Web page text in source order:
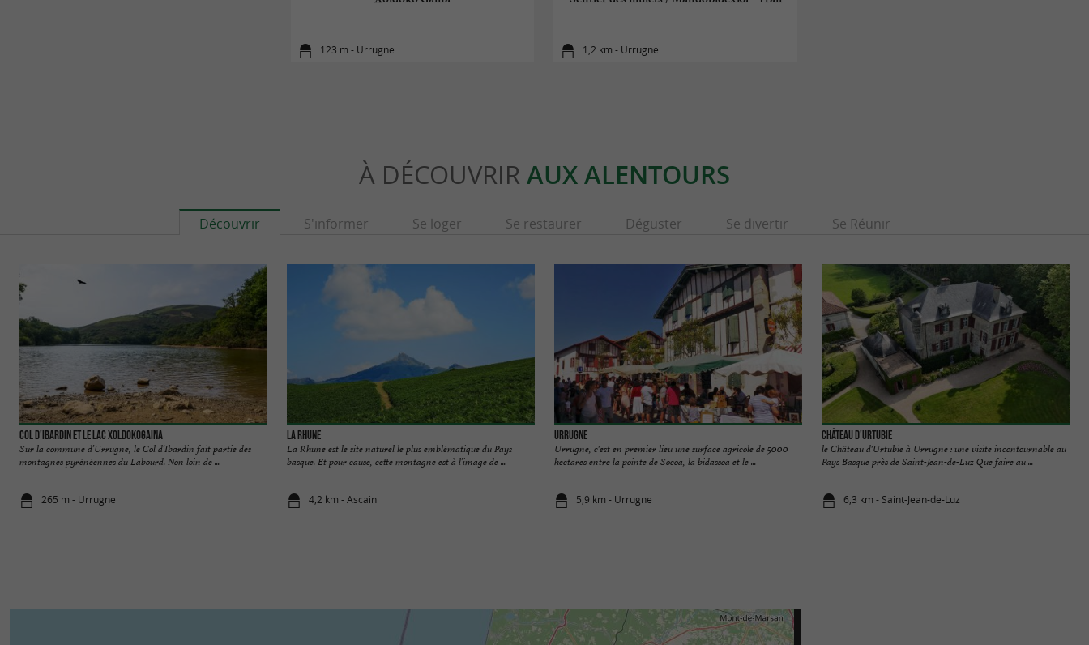
123 m - Urrugne 1,2 km - Urrugne
À DÉCOUVRIR AUX ALENTOURS
Découvrir S'informer Se loger Se restaurer Déguster Se divertir Se Réunir
Col d'Ibardin et le lac Xoldokogaina
Sur la commune d’Urrugne, le Col d’Ibardin fait partie des
montagnes pyrénéennes du Labourd. Non loin de ...
265 m - Urrugne
La Rhune
La Rhune est le site naturel le plus emblématique du Pays
basque. Et pour cause, cette montagne est à l’image de ...
4,2 km - Ascain
Urrugne
Urrugne, c'est en premier lieu une surface agricole de 5000
hectares entre la pointe de Socoa, la bidassoa et le ...
5,9 km - Urrugne
Château d'Urtubie
le Château d'Urtubie à Urrugne : une visite incontournable au
Pays Basque près de Saint-Jean-de-Luz Que faire au ...
6,3 km - Saint-Jean-de-Luz